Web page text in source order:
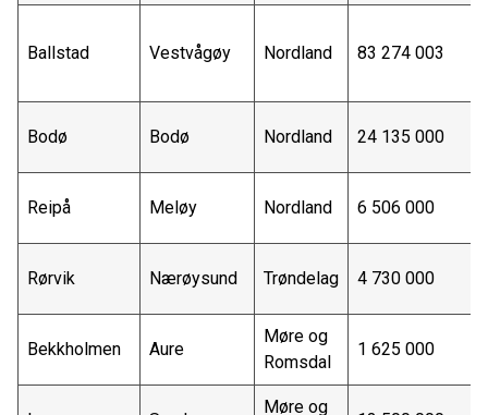
Ballstad Vestvågøy Nordland 83 274 003
Bodø Bodø Nordland 24 135 000
Reipå Meløy Nordland 6 506 000
Rørvik Nærøysund Trøndelag 4 730 000
Bekkholmen Aure
Møre og
Romsdal
1 625 000
Møre og